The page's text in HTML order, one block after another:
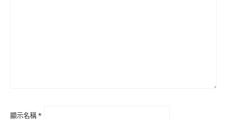
顯示名稱*